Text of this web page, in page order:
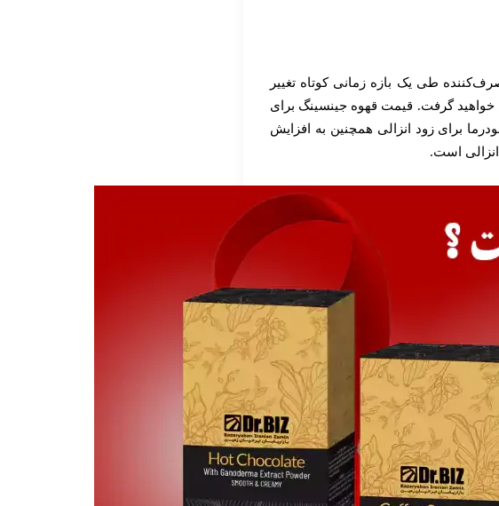
طی یک بازه زمانی کوتاه تغییر
خواهید گرفت. قیمت قهوه جینسینگ برای
برای زود انزالی همچنین به افزایش
است.